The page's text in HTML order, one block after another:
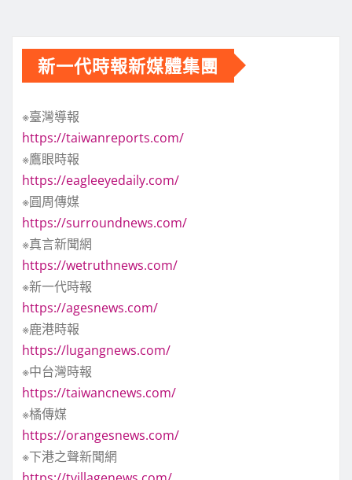
新一代時報新媒體集團
※臺灣導報
https://taiwanreports.com/
※鷹眼時報
https://eagleeyedaily.com/
※圓周傳媒
https://surroundnews.com/
※真言新聞網
https://wetruthnews.com/
※新一代時報
https://agesnews.com/
※鹿港時報
https://lugangnews.com/
※中台灣時報
https://taiwancnews.com/
※橘傳媒
https://orangesnews.com/
※下港之聲新聞網